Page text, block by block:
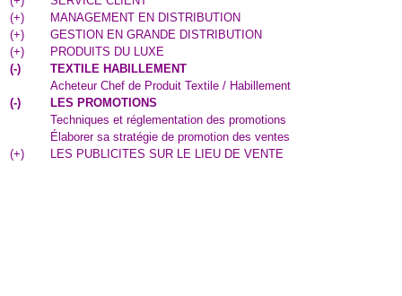
(+)
MANAGEMENT EN DISTRIBUTION
(+)
GESTION EN GRANDE DISTRIBUTION
(+)
PRODUITS DU LUXE
(-)
TEXTILE HABILLEMENT
Acheteur Chef de Produit Textile / Habillement
(-)
LES PROMOTIONS
Techniques et réglementation des promotions
Élaborer sa stratégie de promotion des ventes
(+) LES PUBLICITES SUR LE LIEU DE VENTE